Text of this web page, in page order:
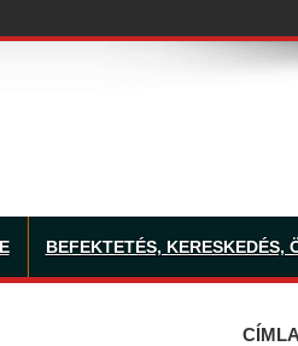
BEFEKTETÉS, KERESKEDÉS,